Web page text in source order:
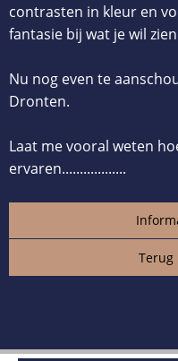
contrasten in kleur en
fantasie bij wat je wil
Nu nog even te
Dronten.
Laat me vooral weten
ervaren..................
Terug